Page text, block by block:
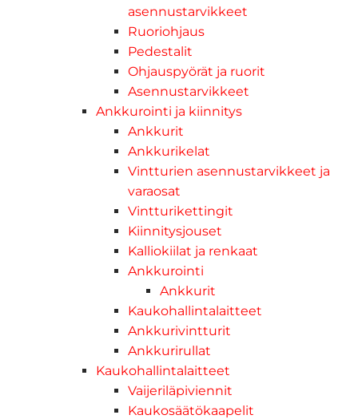
asennustarvikkeet
Ruoriohjaus
Pedestalit
Ohjauspyörät ja ruorit
Asennustarvikkeet
Ankkurointi ja kiinnitys
Ankkurit
Ankkurikelat
Vintturien asennustarvikkeet ja
varaosat
Vintturikettingit
Kiinnitysjouset
Kalliokiilat ja renkaat
Ankkurointi
Ankkurit
Kaukohallintalaitteet
Ankkurivintturit
Ankkurirullat
Kaukohallintalaitteet
Vaijeriläpiviennit
Kaukosäätökaapelit